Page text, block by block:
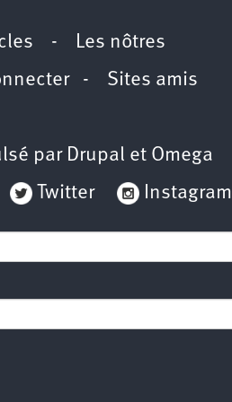
- Les nôtres
- Sites amis
par Drupal et Omega
Twitter Instagram